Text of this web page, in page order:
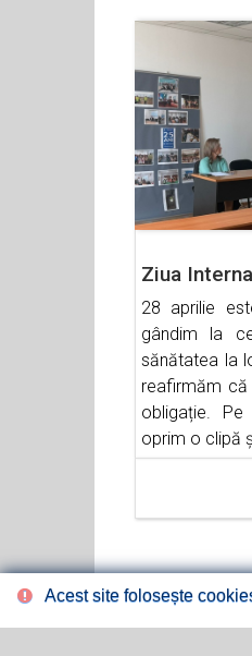
Ziua
28 aprilie
gândim la
sănătatea la
reafirmăm
obligație.
oprim o clipă
Acest site folosește